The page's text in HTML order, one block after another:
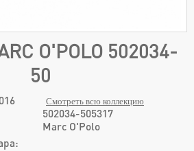
O'POLO 502034-
50
Смотреть всю коллекцию
502034-505317
Marc O'Polo